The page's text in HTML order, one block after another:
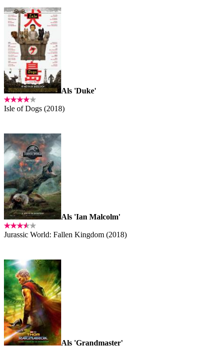
Als 'Duke'
Isle of Dogs (2018)
Als 'Ian Malcolm'
Jurassic World: Fallen Kingdom (2018)
Als 'Grandmaster'